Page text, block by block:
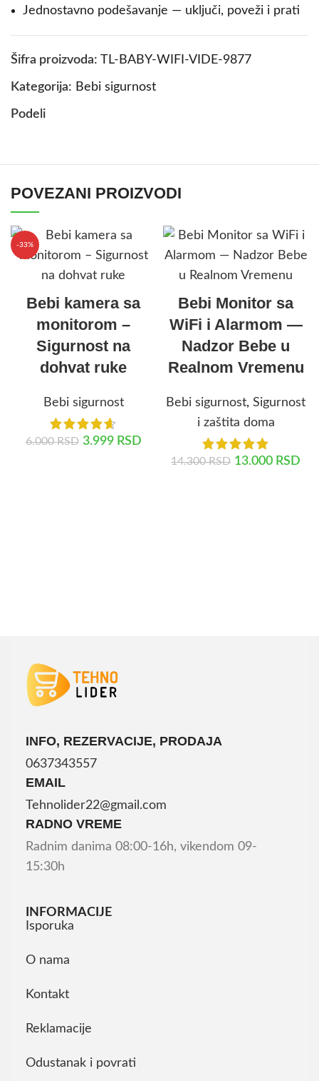
Jednostavno podešavanje — uključi, poveži i prati
Šifra proizvoda: TL-BABY-WIFI-VIDE-9877
Kategorija: Bebi sigurnost
Podeli
POVEZANI PROIZVODI
-33%
Bebi kamera sa
monitorom –
Sigurnost na
dohvat ruke
Bebi sigurnost
6.000RSD 3.999 RSD
Bebi Monitor sa
WiFi i Alarmom —
Nadzor Bebe u
Realnom Vremenu
Bebi sigurnost, Sigurnost
i zaštita doma
14.300RSD 13.000 RSD
INFO, REZERVACIJE, PRODAJA
0637343557
EMAIL
Tehnolider22@gmail.com
RADNO VREME
Radnim danima 08:00-16h, vikendom 09-
15:30h
INFORMACIJE
Isporuka
O nama
Kontakt
Reklamacije
Odustanak i povrati